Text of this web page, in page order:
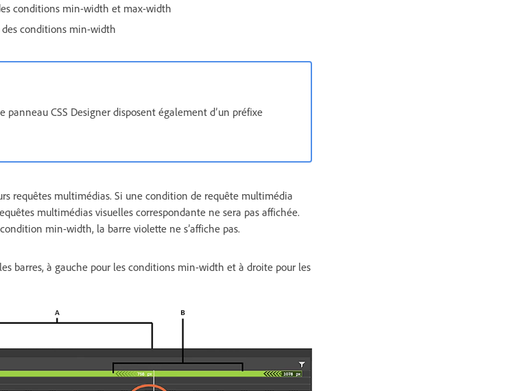
conditions min-width et max-width
des conditions min-width
CSS Designer disposent également d’un préfixe
requêtes multimédias. Si une condition de requête multimédia
multimédias visuelles correspondante ne sera pas affichée.
min-width, la barre violette ne s’affiche pas.
barres, à gauche pour les conditions min-width et à droite pour les